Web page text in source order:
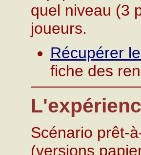
quel niveau (3
joueurs.
Récupérer
fiche des
Scénario prêt-
(versions